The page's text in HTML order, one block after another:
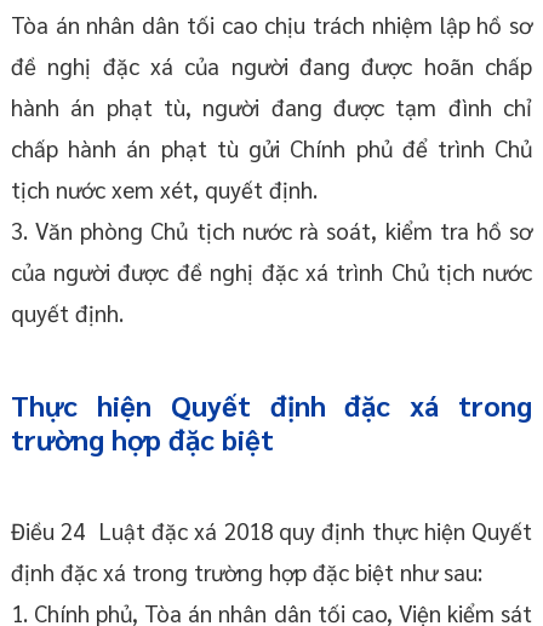
Tòa án nhân dân tối cao chịu trách nhiệm lập hồ sơ
đề nghị đặc xá của người đang được hoãn chấp
hành án phạt tù, người đang được tạm đình chỉ
chấp hành án phạt tù gửi Chính phủ để trình Chủ
tịch nước xem xét, quyết định.
3. Văn phòng Chủ tịch nước rà soát, kiểm tra hồ sơ
của người được đề nghị đặc xá trình Chủ tịch nước
quyết định.
Thực hiện Quyết định đặc xá trong
trường hợp đặc biệt
Điều 24 Luật đặc xá 2018 quy định thực hiện Quyết
định đặc xá trong trường hợp đặc biệt như sau:
1. Chính phủ, Tòa án nhân dân tối cao, Viện kiểm sát